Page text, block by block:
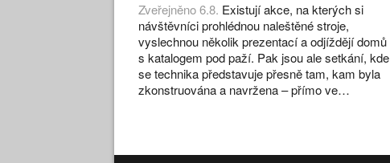
Zveřejněno 6.8. Existují akce, na kterých si
návštěvníci prohlédnou naleštěné stroje,
vyslechnou několik prezentací a odjíždějí domů
s katalogem pod paží. Pak jsou ale setkání, kde
se technika představuje přesně tam, kam byla
zkonstruována a navržena – přímo ve…